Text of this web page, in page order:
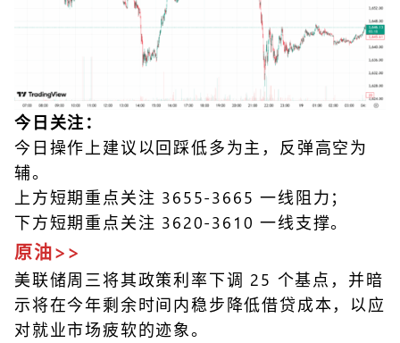
今日关注：
今日操作上建议以回踩低多为主，反弹高空为
辅。
上方短期重点关注 3655-3665 一线阻力；
下方短期重点关注 3620-3610 一线支撑。
原油>>
美联储周三将其政策利率下调 25 个基点，并暗
示将在今年剩余时间内稳步降低借贷成本，以应
对就业市场疲软的迹象。